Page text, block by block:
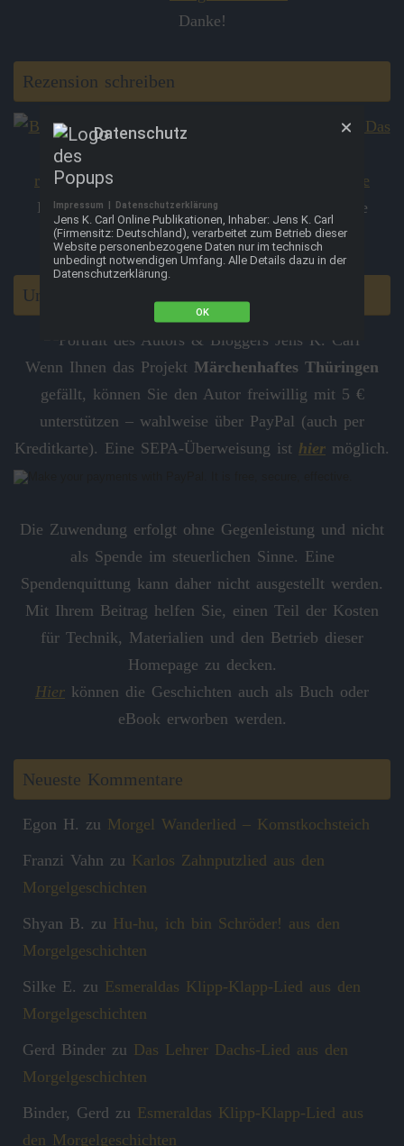
Danke!
Rezension schreiben
Hier kannst du eine kurze
auf Google
hinterlassen. Danke!
Unterstütze das Projekt
Wenn Ihnen das Projekt Märchenhaftes Thüringen
gefällt, können Sie den Autor freiwillig mit 5 €
unterstützen – wahlweise über PayPal (auch per
Kreditkarte). Eine SEPA-Überweisung ist hier möglich.
Die Zuwendung erfolgt ohne Gegenleistung und nicht
als Spende im steuerlichen Sinne. Eine
Spendenquittung kann daher nicht ausgestellt werden.
Mit Ihrem Beitrag helfen Sie, einen Teil der Kosten
für Technik, Materialien und den Betrieb dieser
Homepage zu decken.
Hier können die Geschichten auch als Buch oder
eBook erworben werden.
Neueste Kommentare
Egon H. zu Morgel Wanderlied – Komstkochsteich
Franzi Vahn zu Karlos Zahnputzlied aus den
Morgelgeschichten
Shyan B. zu Hu-hu, ich bin Schröder! aus den
Morgelgeschichten
Silke E. zu Esmeraldas Klipp‑Klapp‑Lied aus den
Morgelgeschichten
Gerd Binder zu Das Lehrer Dachs-Lied aus den
Morgelgeschichten
Binder, Gerd zu Esmeraldas Klipp‑Klapp‑Lied aus
den Morgelgeschichten
Datenschutz
Impressum | Datenschutzerklärung
Jens K. Carl Online Publikationen, Inhaber: Jens K. Carl
(Firmensitz: Deutschland), verarbeitet zum Betrieb dieser
Website personenbezogene Daten nur im technisch
unbedingt notwendigen Umfang. Alle Details dazu in der
Datenschutzerklärung.
OK